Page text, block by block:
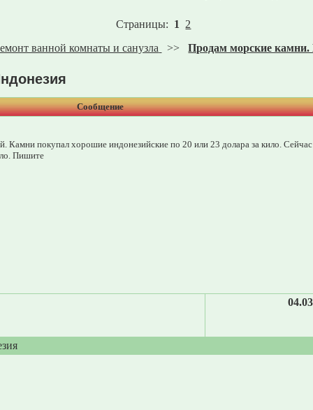
Страницы: 1
2
ванной комнаты и санузла >>Продам морские камни.
Сообщение
Камни покупал хорошие индонезийские по 20 или 23 долара за кило.
Пишите